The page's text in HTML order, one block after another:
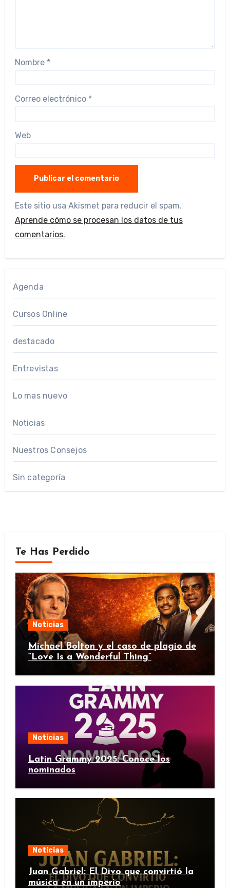
Nombre *
Correo electrónico *
Web
Este sitio usa Akismet para reducir el spam.
Aprende cómo se procesan los datos de tus
comentarios.
Agenda
Cursos Online
destacado
Entrevistas
Lo mas nuevo
Noticias
Nuestros Consejos
Sin categoría
Te Has Perdido
Noticias
Michael Bolton y el caso de plagio de
“Love Is a Wonderful Thing”
Noticias
Latin Grammy 2025: Conoce los
nominados
Noticias
Juan Gabriel: El Divo que convirtió la
música en un imperio